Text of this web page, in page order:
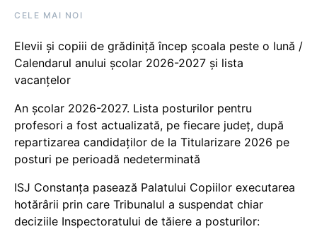
CELE MAI NOI
Elevii și copiii de grădiniță încep școala peste o lună /
Calendarul anului școlar 2026-2027 și lista
vacanțelor
An școlar 2026-2027. Lista posturilor pentru
profesori a fost actualizată, pe fiecare județ, după
repartizarea candidaților de la Titularizare 2026 pe
posturi pe perioadă nedeterminată
ISJ Constanța pasează Palatului Copiilor executarea
hotărârii prin care Tribunalul a suspendat chiar
deciziile Inspectoratului de tăiere a posturilor: